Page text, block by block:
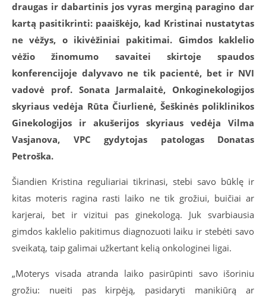
draugas ir dabartinis jos vyras merginą paragino dar
kartą pasitikrinti: paaiškėjo, kad Kristinai nustatytas
ne vėžys, o ikivėžiniai pakitimai. Gimdos kaklelio
vėžio žinomumo savaitei skirtoje spaudos
konferencijoje dalyvavo ne tik pacientė, bet ir NVI
vadovė prof. Sonata Jarmalaitė, Onkoginekologijos
skyriaus vedėja Rūta Čiurlienė, Šeškinės poliklinikos
Ginekologijos ir akušerijos skyriaus vedėja Vilma
Vasjanova, VPC gydytojas patologas Donatas
Petroška.
Šiandien Kristina reguliariai tikrinasi, stebi savo būklę ir
kitas moteris ragina rasti laiko ne tik grožiui, buičiai ar
karjerai, bet ir vizitui pas ginekologą. Juk svarbiausia
gimdos kaklelio pakitimus diagnozuoti laiku ir stebėti savo
sveikatą, taip galimai užkertant kelią onkologinei ligai.
„Moterys visada atranda laiko pasirūpinti savo išoriniu
grožiu: nueiti pas kirpėją, pasidaryti manikiūrą ar